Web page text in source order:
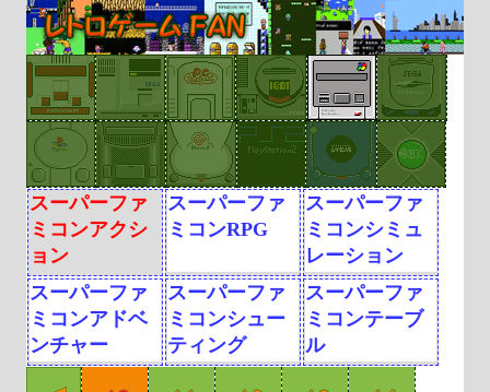
スーパーファ
ミコンアクシ
ョン
スーパーファ
ミコンRPG
スーパーファ
ミコンシミュ
レーション
スーパーファ
ミコンアドベ
ンチャー
スーパーファ
ミコンシュー
ティング
スーパーファ
ミコンテーブ
ル